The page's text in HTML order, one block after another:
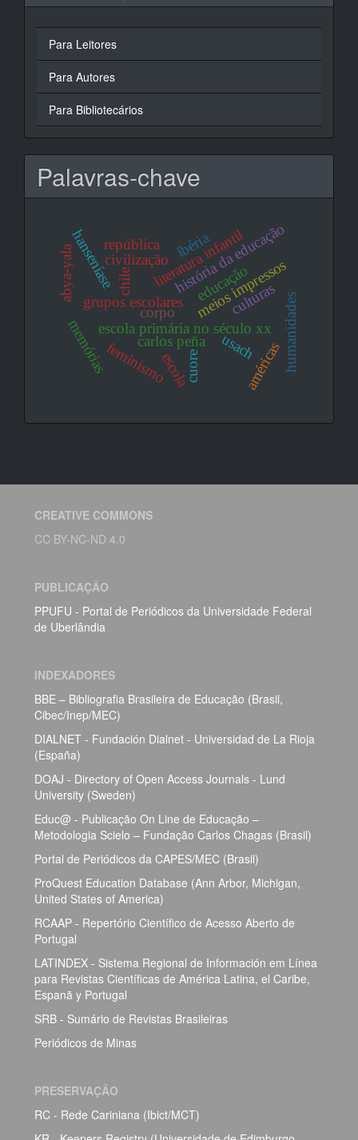
Para Leitores
Para Autores
Para Bibliotecários
Palavras-chave
escola primária no século xx
grupos escolares
memórias carlos peña humanidades
chile
usach
história da educação
meios impressos
literatura infantil
cuore
civilização
educação
hanseníase
corpo
república
escola
culturas
américas
abya-yala ibéria
feminismo
CREATIVE COMMONS
CC BY-NC-ND 4.0
PUBLICAÇÃO
PPUFU - Portal de Periódicos da Universidade Federal
de Uberlândia
INDEXADORES
BBE – Bibliografia Brasileira de Educação (Brasil,
Cibec/Inep/MEC)
DIALNET - Fundación Dialnet - Universidad de La Rioja
(España)
DOAJ - Directory of Open Access Journals - Lund
University (Sweden)
Educ@ - Publicação On Line de Educação –
Metodologia Scielo – Fundação Carlos Chagas (Brasil)
Portal de Periódicos da CAPES/MEC (Brasil)
ProQuest Education Database (Ann Arbor, Michigan,
United States of America)
RCAAP - Repertório Científico de Acesso Aberto de
Portugal
LATINDEX - Sistema Regional de Información em Línea
para Revistas Científicas de América Latina, el Caribe,
Espanã y Portugal
SRB - Sumário de Revistas Brasileiras
Periódicos de Minas
PRESERVAÇÃO
RC - Rede Cariniana (Ibict/MCT)